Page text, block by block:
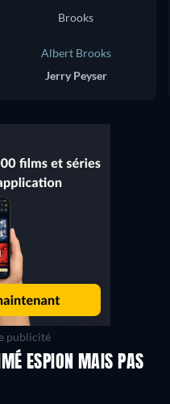
Albert Brooks
Jerry Peyser
publicité
ESPION MAIS PAS